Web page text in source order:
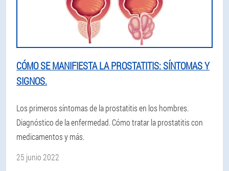
CÓMO SE MANIFIESTA LA PROSTATITIS: SÍNTOMAS Y
SIGNOS.
Los primeros síntomas de la prostatitis en los hombres.
Diagnóstico de la enfermedad. Cómo tratar la prostatitis con
medicamentos y más.
25 junio 2022